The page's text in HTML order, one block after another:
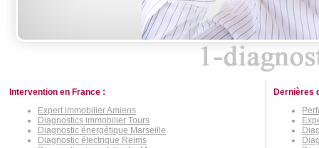
Intervention en France :
Expert immobilier Amiens
Diagnostics immobilier Tours
Diagnostic énergétique Marseille
Diagnostic électrique Reims
Dernières